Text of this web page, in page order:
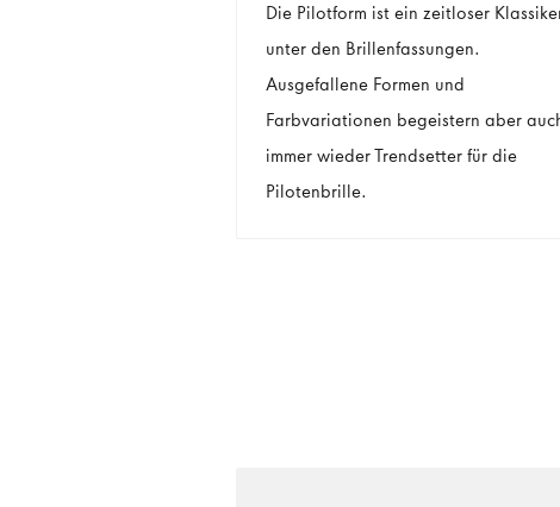
Die Pilotform ist ein zeitloser
unter den Brillenfassungen.
Ausgefallene Formen und
Farbvariationen begeistern aber
immer wieder Trendsetter für die
Pilotenbrille.